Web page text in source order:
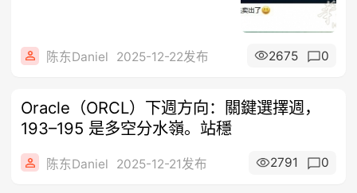
陈东Daniel 2025-12-22发布 2675 0
Oracle（ORCL）下週方向：關鍵選擇週，
193–195 是多空分水嶺。站穩
陈东Daniel 2025-12-21发布 2791 0